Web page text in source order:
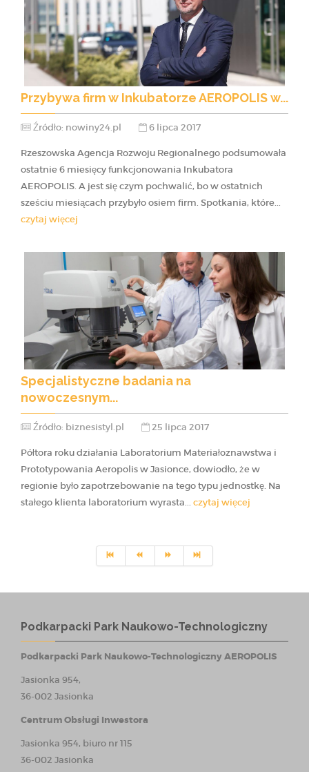
Przybywa firm w Inkubatorze AEROPOLIS w...
Źródło: nowiny24.pl 6 lipca 2017
Rzeszowska Agencja Rozwoju Regionalnego podsumowała
ostatnie 6 miesięcy funkcjonowania Inkubatora
AEROPOLIS. A jest się czym pochwalić, bo w ostatnich
sześciu miesiącach przybyło osiem firm. Spotkania, które...
czytaj więcej
Specjalistyczne badania na
nowoczesnym...
Źródło: biznesistyl.pl 25 lipca 2017
Półtora roku działania Laboratorium Materiałoznawstwa i
Prototypowania Aeropolis w Jasionce, dowiodło, że w
regionie było zapotrzebowanie na tego typu jednostkę. Na
stałego klienta laboratorium wyrasta... czytaj więcej
Podkarpacki Park Naukowo-Technologiczny
Podkarpacki Park Naukowo-Technologiczny AEROPOLIS
Jasionka 954,
36-002 Jasionka
Centrum Obsługi Inwestora
Jasionka 954, biuro nr 115
36-002 Jasionka